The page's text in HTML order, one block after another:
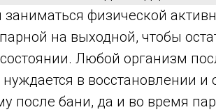
физической
на выходной, чтобы
Любой организм
в восстановлении и
после бани, да и во время